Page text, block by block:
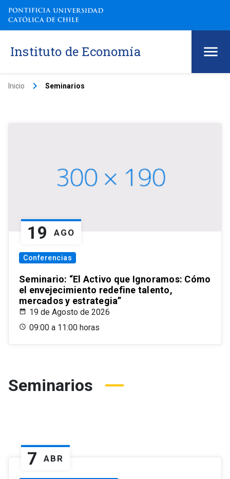
Instituto de Economía
Inicio keyboard_arrow_right Seminarios
19 AGO
Conferencias
Seminario: “El Activo que Ignoramos: Cómo
el envejecimiento redefine talento,
mercados y estrategia”
19 de Agosto de 2026
09:00 a 11:00 horas
Seminarios
7 ABR